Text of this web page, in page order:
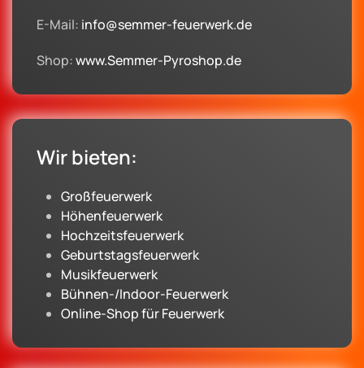
E-Mail: info@semmer-feuerwerk.de
Shop:www.Semmer-Pyroshop.de
Wir bieten:
Großfeuerwerk
Höhenfeuerwerk
Hochzeitsfeuerwerk
Geburtstagsfeuerwerk
Musikfeuerwerk
Bühnen-/Indoor-Feuerwerk
Online-Shop für Feuerwerk